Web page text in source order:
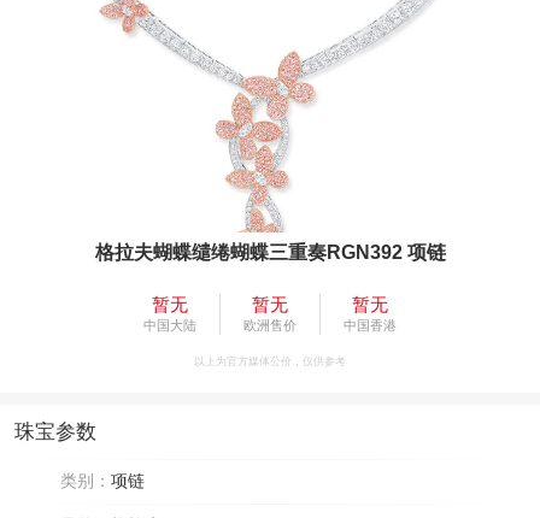
格拉夫蝴蝶缱绻蝴蝶三重奏RGN392 项链
暂无
中国大陆
暂无
欧洲售价
暂无
中国香港
以上为官方媒体公价，仅供参考
珠宝参数
类别： 项链